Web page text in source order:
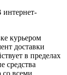
курьером
доставки
в пределах
средства
со всеми